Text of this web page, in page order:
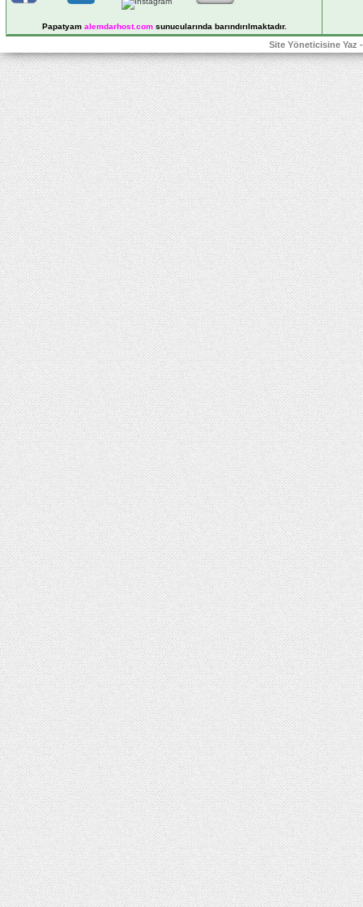
Papatyam alemdarhost.comsunucularında barındırılmaktadır.
Site Yöneticisine Yaz